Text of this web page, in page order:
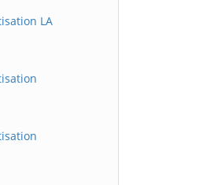
LA